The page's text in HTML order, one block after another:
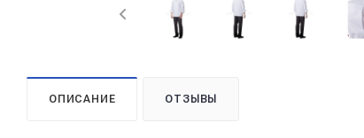
ОПИСАНИЕ ОТЗЫВЫ